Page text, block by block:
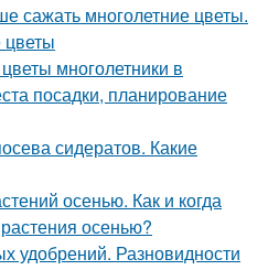
сажать многолетние цветы.
цветы
многолетники в
посадки, планирование
сидератов. Какие
осенью. Как и когда
осенью?
удобрений. Разновидности